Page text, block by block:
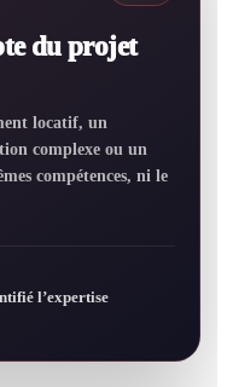
du projet
locatif, un
complexe ou un
compétences, ni le
l’expertise